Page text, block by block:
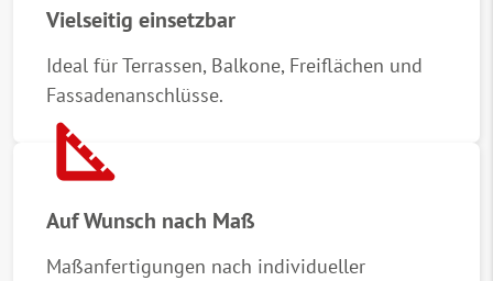
Vielseitig einsetzbar
Ideal für Terrassen, Balkone, Freiflächen und
Fassadenanschlüsse.
square_foot
Auf Wunsch nach Maß
Maßanfertigungen nach individueller